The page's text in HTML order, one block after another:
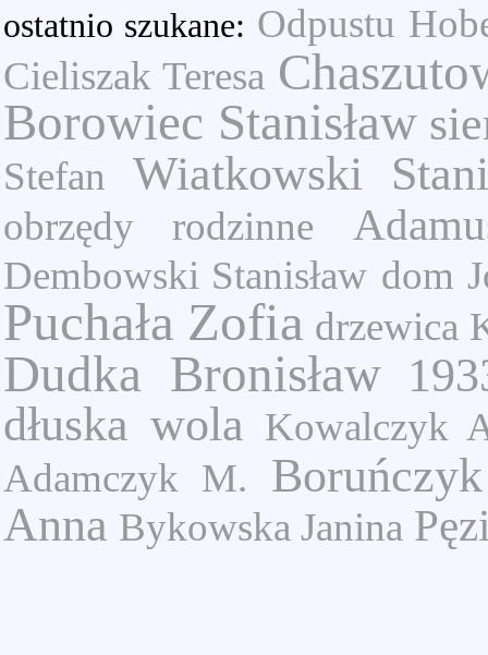
ostatnio szukane: Odpustu
Cieliszak Teresa
Borowiec Stanisław
Stefan Wiatkowski
obrzędy rodzinne
Dembowski Stanisław dom
Puchała Zofia drzewica
Dudka Bronisław
dłuska wola Kowalczyk
Adamczyk M.
Anna Bykowska Janina